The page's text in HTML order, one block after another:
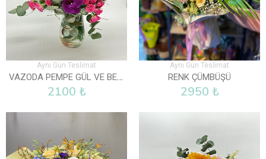
Aynı Gün Teslimat
VAZODA PEMPE GÜL VE BEYAZ GÜLLER
2100 ₺
Aynı Gün Teslimat
RENK ÇÜMBÜŞÜ
2950 ₺